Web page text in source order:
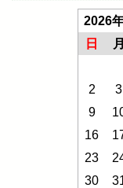
2026
日
月
2
3
9
16
23
30